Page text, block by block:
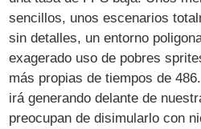
sencillos, unos escenarios
sin detalles, un entorno
exagerado uso de pobres
más propias de tiempos de
irá generando delante de
preocupan de disimularlo con